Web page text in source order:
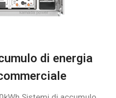
di energia